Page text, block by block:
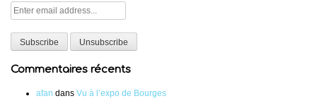
Commentaires récents
afan dans Vu à l’expo de Bourges